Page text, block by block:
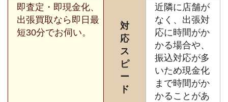
即査定・即現金化、
出張買取なら即日最
短30分でお伺い。
対
応
ス
ピ
ー
ド
近隣に店舗が
なく、出張対
応に時間がか
かる場合や、
振込対応が多
いため現金化
まで時間がか
かることがあ